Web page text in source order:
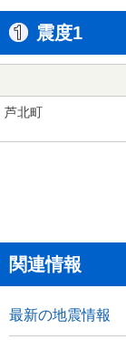
震度1
芦北町
関連情報
最新の地震情報